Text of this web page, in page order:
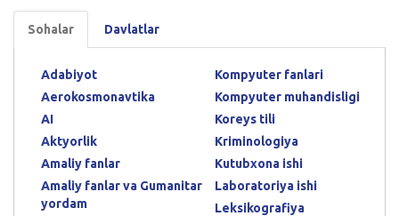
Sohalar Davlatlar
Adabiyot
Aerokosmonavtika
AI
Aktyorlik
Amaliy fanlar
Amaliy fanlar va Gumanitar
yordam
Kompyuter fanlari
Kompyuter muhandisligi
Koreys tili
Kriminologiya
Kutubxona ishi
Laboratoriya ishi
Leksikografiya